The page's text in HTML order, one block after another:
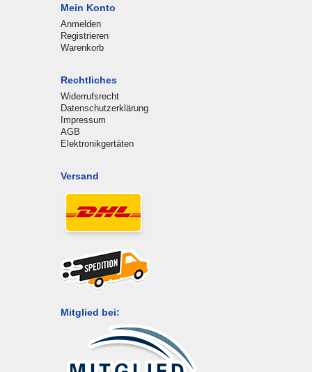
Mein Konto
Anmelden
Registrieren
Warenkorb
Rechtliches
Widerrufsrecht
Datenschutzerklärung
Impressum
AGB
Elektronikgertäten
Versand
Mitglied bei: